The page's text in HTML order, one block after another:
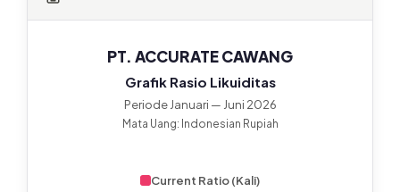
PT. ACCURATE CAWANG
Grafik Rasio Likuiditas
Periode Januari — Juni 2026
Mata Uang: Indonesian Rupiah
Current Ratio (Kali)